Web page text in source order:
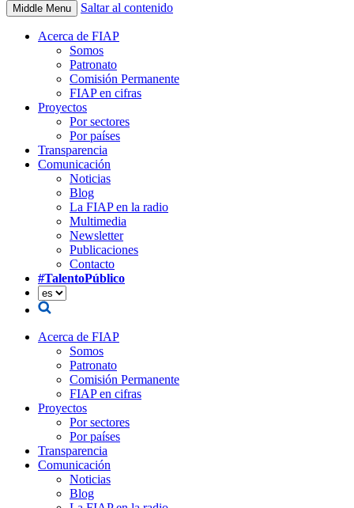
Middle Menu Saltar al contenido
Acerca de FIAP
Somos
Patronato
Comisión Permanente
FIAP en cifras
Proyectos
Por sectores
Por países
Transparencia
Comunicación
Noticias
Blog
La FIAP en la radio
Multimedia
Newsletter
Publicaciones
Contacto
#TalentoPúblico
Acerca de FIAP
Somos
Patronato
Comisión Permanente
FIAP en cifras
Proyectos
Por sectores
Por países
Transparencia
Comunicación
Noticias
Blog